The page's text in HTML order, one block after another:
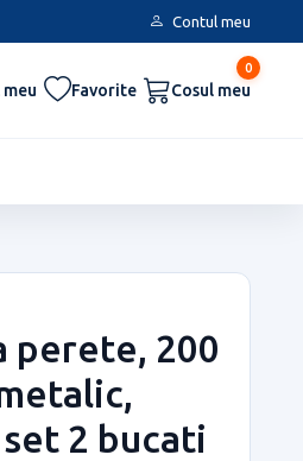
Contul meu
Favorite
0
Cosul meu
perete, 200
2 bucati